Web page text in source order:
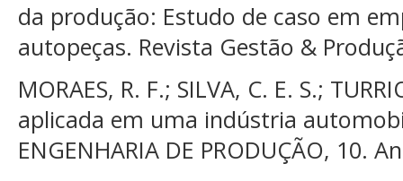
da produção: Estudo de caso em
autopeças. Revista Gestão &
MORAES, R. F.; SILVA, C. E. S.;
aplicada em uma indústria
ENGENHARIA DE PRODUÇÃO, 10.